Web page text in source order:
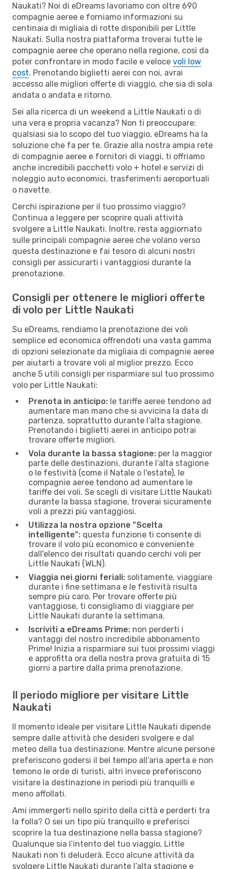
Naukati? Noi di eDreams lavoriamo con oltre 690
compagnie aeree e forniamo informazioni su
centinaia di migliaia di rotte disponibili per Little
Naukati. Sulla nostra piattaforma troverai tutte le
compagnie aeree che operano nella regione, così da
poter confrontare in modo facile e veloce voli low
cost. Prenotando biglietti aerei con noi, avrai
accesso alle migliori offerte di viaggio, che sia di sola
andata o andata e ritorno.
Sei alla ricerca di un weekend a Little Naukati o di
una vera e propria vacanza? Non ti preoccupare:
qualsiasi sia lo scopo del tuo viaggio, eDreams ha la
soluzione che fa per te. Grazie alla nostra ampia rete
di compagnie aeree e fornitori di viaggi, ti offriamo
anche incredibili pacchetti volo + hotel e servizi di
noleggio auto economici, trasferimenti aeroportuali
o navette.
Cerchi ispirazione per il tuo prossimo viaggio?
Continua a leggere per scoprire quali attività
svolgere a Little Naukati. Inoltre, resta aggiornato
sulle principali compagnie aeree che volano verso
questa destinazione e fai tesoro di alcuni nostri
consigli per assicurarti i vantaggiosi durante la
prenotazione.
Consigli per ottenere le migliori offerte
di volo per Little Naukati
Su eDreams, rendiamo la prenotazione dei voli
semplice ed economica offrendoti una vasta gamma
di opzioni selezionate da migliaia di compagnie aeree
per aiutarti a trovare voli al miglior prezzo. Ecco
anche 5 utili consigli per risparmiare sul tuo prossimo
volo per Little Naukati:
Prenota in anticipo: le tariffe aeree tendono ad
aumentare man mano che si avvicina la data di
partenza, soprattutto durante l’alta stagione.
Prenotando i biglietti aerei in anticipo potrai
trovare offerte migliori.
Vola durante la bassa stagione: per la maggior
parte delle destinazioni, durante l’alta stagione
o le festività (come il Natale o l'estate), le
compagnie aeree tendono ad aumentare le
tariffe dei voli. Se scegli di visitare Little Naukati
durante la bassa stagione, troverai sicuramente
voli a prezzi più vantaggiosi.
Utilizza la nostra opzione "Scelta
intelligente": questa funzione ti consente di
trovare il volo più economico e conveniente
dall'elenco dei risultati quando cerchi voli per
Little Naukati (WLN).
Viaggia nei giorni feriali: solitamente, viaggiare
durante i fine settimana e le festività risulta
sempre più caro. Per trovare offerte più
vantaggiose, ti consigliamo di viaggiare per
Little Naukati durante la settimana.
Iscriviti a eDreams Prime: non perderti i
vantaggi del nostro incredibile abbonamento
Prime! Inizia a risparmiare sui tuoi prossimi viaggi
e approfitta ora della nostra prova gratuita di 15
giorni a partire dalla prima prenotazione.
Il periodo migliore per visitare Little
Naukati
Il momento ideale per visitare Little Naukati dipende
sempre dalle attività che desideri svolgere e dal
meteo della tua destinazione. Mentre alcune persone
preferiscono godersi il bel tempo all’aria aperta e non
temono le orde di turisti, altri invece preferiscono
visitare la destinazione in periodi più tranquilli e
meno affollati.
Ami immergerti nello spirito della città e perderti tra
la folla? O sei un tipo più tranquillo e preferisci
scoprire la tua destinazione nella bassa stagione?
Qualunque sia l’intento del tuo viaggio, Little
Naukati non ti deluderà. Ecco alcune attività da
svolgere Little Naukati durante l’alta stagione e